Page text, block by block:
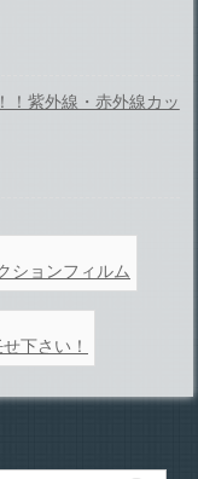
！紫外線・赤外線カッ
ションフィルム
下さい！